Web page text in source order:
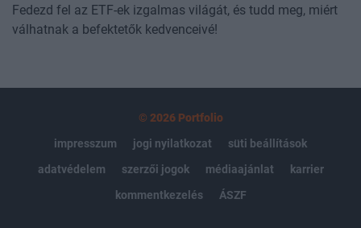
Fedezd fel az ETF-ek izgalmas világát, és tudd meg, miért
válhatnak a befektetők kedvenceivé!
© 2026 Portfolio
impresszum
jogi nyilatkozat
süti beállítások
adatvédelem
szerzői jogok médiaajánlat
karrier
kommentkezelés
ÁSZF